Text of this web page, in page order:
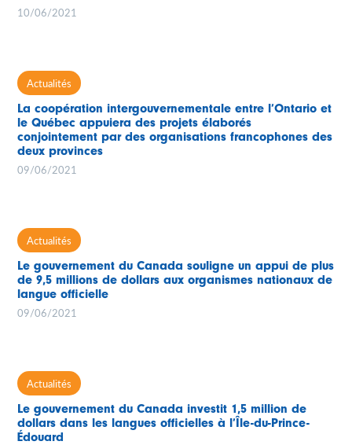
10/06/2021
Actualités
La coopération intergouvernementale entre l’Ontario et
le Québec appuiera des projets élaborés
conjointement par des organisations francophones des
deux provinces
09/06/2021
Actualités
Le gouvernement du Canada souligne un appui de plus
de 9,5 millions de dollars aux organismes nationaux de
langue officielle
09/06/2021
Actualités
Le gouvernement du Canada investit 1,5 million de
dollars dans les langues officielles à l’Île-du-Prince-
Édouard